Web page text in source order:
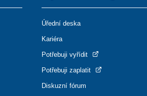
Úřední deska
Kariéra
Potřebuji vyřídit
Potřebuji zaplatit
Diskuzní fórum